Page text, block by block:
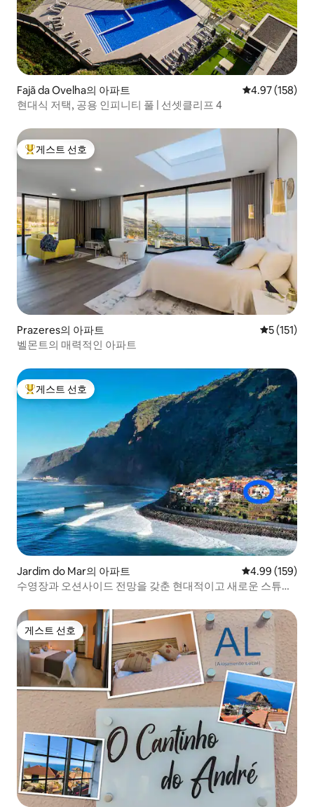
Fajã da Ovelha의 아파트 평점 4.97점(5
4.97 (158)
현대식 저택, 공용 인피니티 풀 | 선셋클리프 4
상위 게스트 선호
게스트 선호
Prazeres의 아파트 평점 5점(5
5 (151)
벨몬트의 매력적인 아파트
상위 게스트 선호
게스트 선호
Jardim do Mar의 아파트 평점 4.99점(5
4.99 (159)
수영장과 오션사이드 전망을 갖춘 현대적이고 새로운 스튜디
게스트 선호
게스트 선호